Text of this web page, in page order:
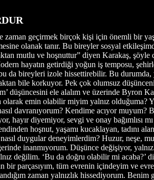
geçirmek birçok kişi için önemli bir
olanak tanır. Bu bireyler sosyal
mutlu ve hoşnuttur” diyen Karakaş,
hayatın getirdiği yoğun iş temposu,
da bireyleri izole hissettirebilir. Bu
bile korkuyor. Pek çok olumsuz
düşüncesini ele alalım ve üzerinde Byron
emin olabilir miyim yalnız olduğuma?
davranıyorum? Kendime acıyor muyum?
hayır diyemiyor, sevgi ve onay bağımlısı
hoşnut, yaşamı kucaklayan,
duygular deneyimlerdim? Huzur, neşe,
inanmıyorum. Düşünce değişiyor,
değilim. ‘Bu da doğru olabilir mi
parçasıyım, tüm evrenin içindeyim ve
zaman yalnızlık hissediyorum. Benim